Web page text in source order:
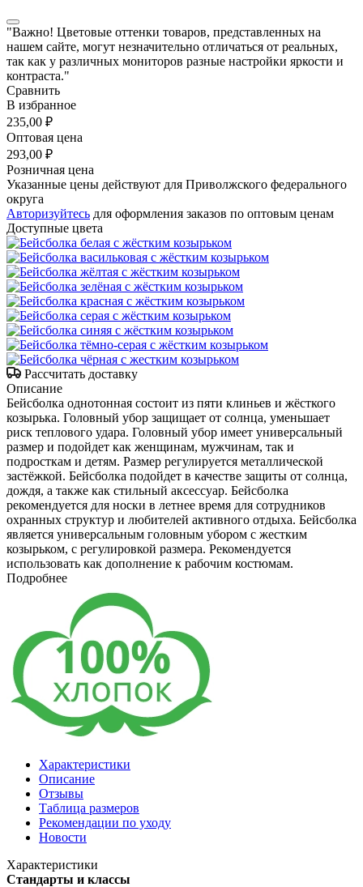
"Важно! Цветовые оттенки товаров, представленных на
нашем сайте, могут незначительно отличаться от реальных,
так как у различных мониторов разные настройки яркости и
контраста."
Сравнить
В избранное
235,00 ₽
Оптовая цена
293,00 ₽
Розничная цена
Указанные цены действуют для Приволжского федерального
округа
Авторизуйтесь для оформления заказов по оптовым ценам
Доступные цвета
Рассчитать доставку
Описание
Бейсболка однотонная состоит из пяти клиньев и жёсткого
козырька. Головный убор защищает от солнца, уменьшает
риск теплового удара. Головный убор имеет универсальный
размер и подойдет как женщинам, мужчинам, так и
подросткам и детям. Размер регулируется металлической
застёжкой. Бейсболка подойдет в качестве защиты от солнца,
дождя, а также как стильный аксессуар. Бейсболка
рекомендуется для носки в летнее время для сотрудников
охранных структур и любителей активного отдыха. Бейсболка
является универсальным головным убором с жестким
козырьком, с регулировкой размера. Рекомендуется
использовать как дополнение к рабочим костюмам.
Подробнее
Характеристики
Описание
Отзывы
Таблица размеров
Рекомендации по уходу
Новости
Характеристики
Стандарты и классы